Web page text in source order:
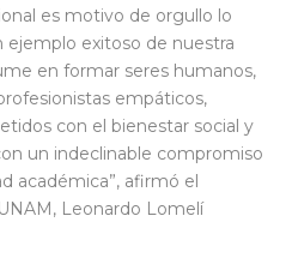
es motivo de orgullo lo
ejemplo exitoso de nuestra
en formar seres humanos,
empáticos,
con el bienestar social y
un indeclinable compromiso
académica”, afirmó el
Leonardo Lomelí